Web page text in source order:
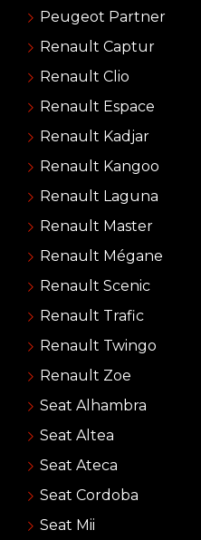
Peugeot Partner
Renault Captur
Renault Clio
Renault Espace
Renault Kadjar
Renault Kangoo
Renault Laguna
Renault Master
Renault Mégane
Renault Scenic
Renault Trafic
Renault Twingo
Renault Zoe
Seat Alhambra
Seat Altea
Seat Ateca
Seat Cordoba
Seat Mii